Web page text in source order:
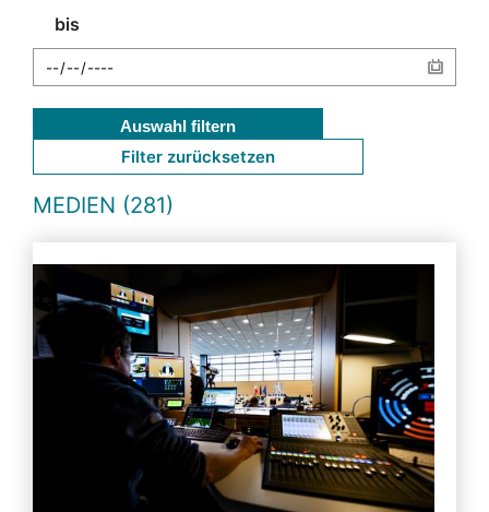
bis
Auswahl filtern
Filter zurücksetzen
MEDIEN (281)